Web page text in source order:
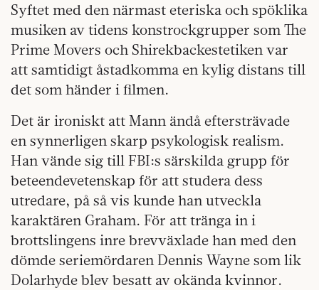
Syftet med den närmast eteriska och spöklika
musiken av tidens konstrockgrupper som The
Prime Movers och Shirekbackestetiken var
att samtidigt åstadkomma en kylig distans till
det som händer i filmen.
Det är ironiskt att Mann ändå eftersträvade
en synnerligen skarp psykologisk realism.
Han vände sig till FBI:s särskilda grupp för
beteendevetenskap för att studera dess
utredare, på så vis kunde han utveckla
karaktären Graham. För att tränga in i
brottslingens inre brevväxlade han med den
dömde seriemördaren Dennis Wayne som lik
Dolarhyde blev besatt av okända kvinnor.